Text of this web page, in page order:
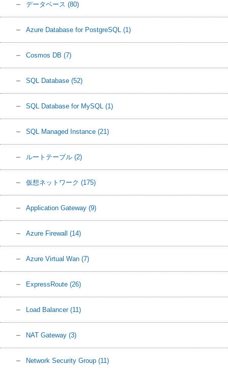
データベース (80)
Azure Database for PostgreSQL (1)
Cosmos DB (7)
SQL Database (52)
SQL Database for MySQL (1)
SQL Managed Instance (21)
ルートテーブル (2)
仮想ネットワーク (175)
Application Gateway (9)
Azure Firewall (14)
Azure Virtual Wan (7)
ExpressRoute (26)
Load Balancer (11)
NAT Gateway (3)
Network Security Group (11)